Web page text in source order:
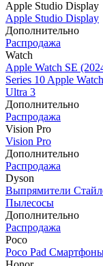
Apple Studio Display
Apple Studio Display
Дополнительно
Распродажа
Watch
Apple Watch SE
Series 10 Apple
Ultra 3
Дополнительно
Распродажа
Vision Pro
Vision Pro
Дополнительно
Распродажа
Dyson
Выпрямители
Пылесосы
Дополнительно
Распродажа
Poco
Poco Pad